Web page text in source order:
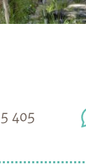
405